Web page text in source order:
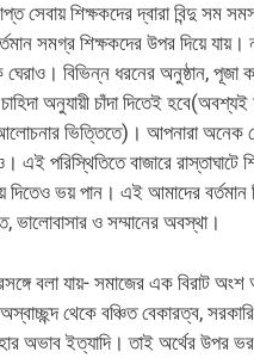
সেবায় শিক্ষকদের দ্বারা বিন্দু সম
সমগ্র শিক্ষকদের উপর দিয়ে
বিভিন্ন ধরনের অনুষ্ঠান, পূজা
অনুযায়ী চাঁদা দিতেই হবে(অবশ্যই
ভিত্তিতে)। আপনারা অনেক
এই পরিস্থিতিতে বাজারে রাস্তাঘাটে
দিতেও ভয় পান। এই আমাদের বর্তমান
ভালোবাসার ও সম্মানের অবস্থা।
বলা যায়- সমাজের এক বিরাট অংশ
থেকে বঞ্চিত বেকারত্ব,
অভাব ইত্যাদি। তাই অর্থের উপর